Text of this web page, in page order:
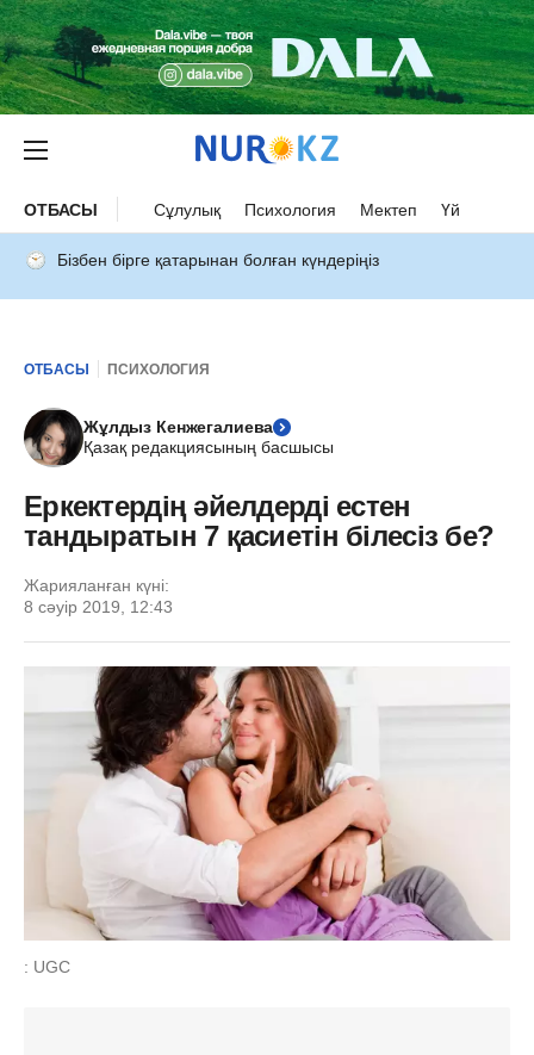
ОТБАСЫ Сұлулық Психология Мектеп Үй
Бізбен бірге қатарынан болған күндеріңіз
ОТБАСЫ ПСИХОЛОГИЯ
Жұлдыз Кенжегалиева
Қазақ редакциясының басшысы
Еркектердің әйелдерді естен
тандыратын 7 қасиетін білесіз бе?
Жарияланған күні:
8 сәуір 2019, 12:43
: UGC